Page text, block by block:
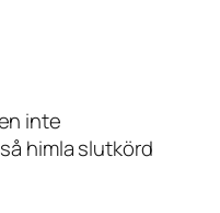
inte
himla slutkörd